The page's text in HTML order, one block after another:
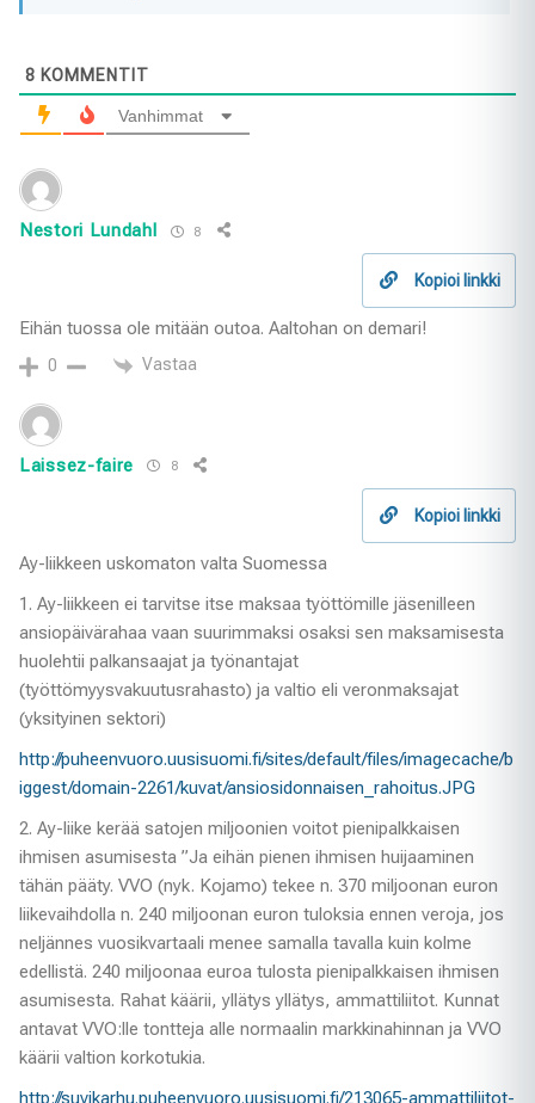
8 KOMMENTIT
Vanhimmat
Nestori Lundahl 8
Kopioi linkki
Eihän tuossa ole mitään outoa. Aaltohan on demari!
0 Vastaa
Laissez-faire 8
Kopioi linkki
Ay-liikkeen uskomaton valta Suomessa
1. Ay-liikkeen ei tarvitse itse maksaa työttömille jäsenilleen
ansiopäivärahaa vaan suurimmaksi osaksi sen maksamisesta
huolehtii palkansaajat ja työnantajat
(työttömyysvakuutusrahasto) ja valtio eli veronmaksajat
(yksityinen sektori)
http://puheenvuoro.uusisuomi.fi/sites/default/files/imagecache/b
iggest/domain-2261/kuvat/ansiosidonnaisen_rahoitus.JPG
2. Ay-liike kerää satojen miljoonien voitot pienipalkkaisen
ihmisen asumisesta ”Ja eihän pienen ihmisen huijaaminen
tähän pääty. VVO (nyk. Kojamo) tekee n. 370 miljoonan euron
liikevaihdolla n. 240 miljoonan euron tuloksia ennen veroja, jos
neljännes vuosikvartaali menee samalla tavalla kuin kolme
edellistä. 240 miljoonaa euroa tulosta pienipalkkaisen ihmisen
asumisesta. Rahat käärii, yllätys yllätys, ammattiliitot. Kunnat
antavat VVO:lle tontteja alle normaalin markkinahinnan ja VVO
käärii valtion korkotukia.
http://suvikarhu.puheenvuoro.uusisuomi.fi/213065-ammattiliitot-